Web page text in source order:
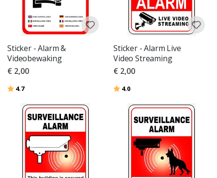
Sticker - Alarm &
Videobewaking
€ 2,00
Beoordeling:
4.7uit 5 sterren
Sticker - Alarm Live
Video Streaming
€ 2,00
Beoordeling:
4.0